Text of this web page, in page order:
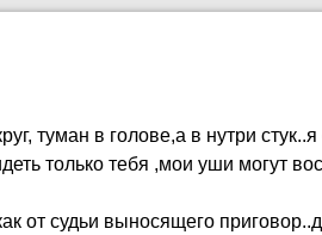
туман в голове,а в нутри
только тебя ,мои уши могут
от судьи выносящего